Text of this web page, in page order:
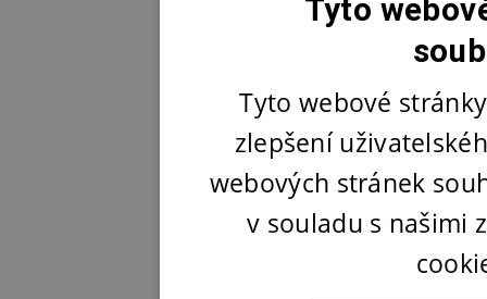
Tyto
Tyto webové
zlepšení
webových stránek
v souladu s našimi